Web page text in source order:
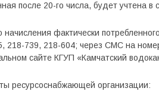
после 20-го числа, будет учтена
начисления фактически
218-739, 218-604; через СМС на
сайте КГУП «Камчатский
ресурсоснабжающей организации: